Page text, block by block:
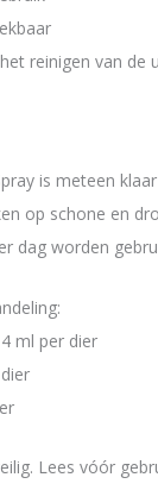
reinigen van de
is meteen
op schone en
dag worden
ml per dier
Lees vóór